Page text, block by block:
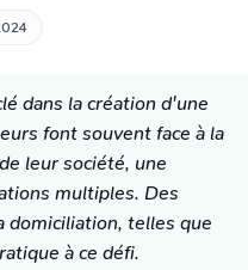
dans la création d'une
font souvent face à la
leur société, une
multiples. Des
domiciliation, telles que
à ce défi.